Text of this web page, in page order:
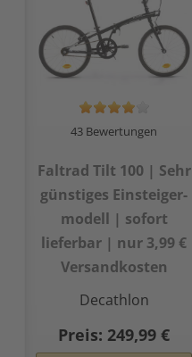
43 Bewertungen
Faltrad Tilt 100 | Sehr
günstiges Einsteiger­
modell | sofort
lieferbar | nur 3,99 €
Versandkosten
Decathlon
Preis: 249,99 €